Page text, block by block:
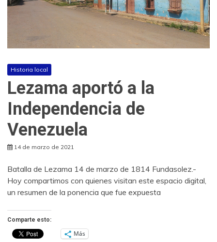
Historia local
Lezama aportó a la
Independencia de
Venezuela
14 de marzo de 2021
Batalla de Lezama 14 de marzo de 1814 Fundasolez.-
Hoy compartimos con quienes visitan este espacio digital,
un resumen de la ponencia que fue expuesta
Comparte esto:
Más